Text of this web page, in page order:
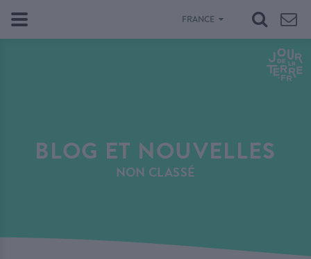
FRANCE
BLOG ET NOUVELLES
NON CLASSÉ